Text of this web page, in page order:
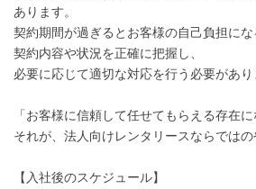
あります。
契約期間が過ぎるとお客様の自己負担にな
契約内容や状況を正確に把握し、
必要に応じて適切な対応を行う必要があり
「お客様に信頼して任せてもらえる存在に
それが、法人向けレンタリースならではの
【入社後のスケジュール】